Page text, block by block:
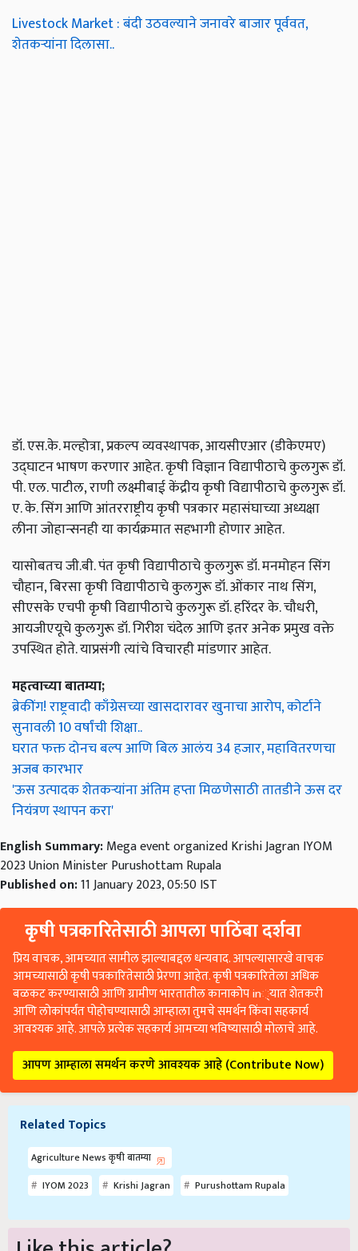
Livestock Market : बंदी उठवल्याने जनावरे बाजार पूर्ववत,
शेतकऱ्यांना दिलासा..
डॉ. एस.के. मल्होत्रा, प्रकल्प व्यवस्थापक, आयसीएआर (डीकेएमए)
उद्घाटन भाषण करणार आहेत. कृषी विज्ञान विद्यापीठाचे कुलगुरू डॉ.
पी. एल. पाटील, राणी लक्ष्मीबाई केंद्रीय कृषी विद्यापीठाचे कुलगुरू डॉ.
ए. के. सिंग आणि आंतरराष्ट्रीय कृषी पत्रकार महासंघाच्या अध्यक्षा
लीना जोहान्सनही या कार्यक्रमात सहभागी होणार आहेत.
यासोबतच जी.बी. पंत कृषी विद्यापीठाचे कुलगुरू डॉ. मनमोहन सिंग
चौहान, बिरसा कृषी विद्यापीठाचे कुलगुरू डॉ. ओंकार नाथ सिंग,
सीएसके एचपी कृषी विद्यापीठाचे कुलगुरू डॉ. हरिंदर के. चौधरी,
आयजीएयूचे कुलगुरू डॉ. गिरीश चंदेल आणि इतर अनेक प्रमुख वक्ते
उपस्थित होते. याप्रसंगी त्यांचे विचारही मांडणार आहेत.
महत्वाच्या बातम्या;
ब्रेकींग! राष्ट्रवादी काँग्रेसच्या खासदारावर खुनाचा आरोप, कोर्टाने
सुनावली 10 वर्षांची शिक्षा..
घरात फक्त दोनच बल्प आणि बिल आलंय 34 हजार, महावितरणचा
अजब कारभार
'ऊस उत्पादक शेतकऱ्यांना अंतिम हप्ता मिळणेसाठी तातडीने ऊस दर
नियंत्रण स्थापन करा'
English Summary:Mega event organized Krishi Jagran IYOM
2023 Union Minister Purushottam Rupala
Published on:11 January 2023, 05:50 IST
कृषी पत्रकारितेसाठी आपला पाठिंबा दर्शवा
प्रिय वाचक, आमच्यात सामील झाल्याबद्दल धन्यवाद. आपल्यासारखे वाचक
आमच्यासाठी कृषी पत्रकारितेसाठी प्रेरणा आहेत. कृषी पत्रकारितेला अधिक
बळकट करण्यासाठी आणि ग्रामीण भारतातील कानाकोप in्यात शेतकरी
आणि लोकांपर्यंत पोहोचण्यासाठी आम्हाला तुमचे समर्थन किंवा सहकार्य
आवश्यक आहे. आपले प्रत्येक सहकार्य आमच्या भविष्यासाठी मोलाचे आहे.
आपण आम्हाला समर्थन करणे आवश्यक आहे (Contribute Now)
Related Topics
Agriculture News कृषी बातम्या
IYOM 2023
Krishi Jagran Purushottam Rupala